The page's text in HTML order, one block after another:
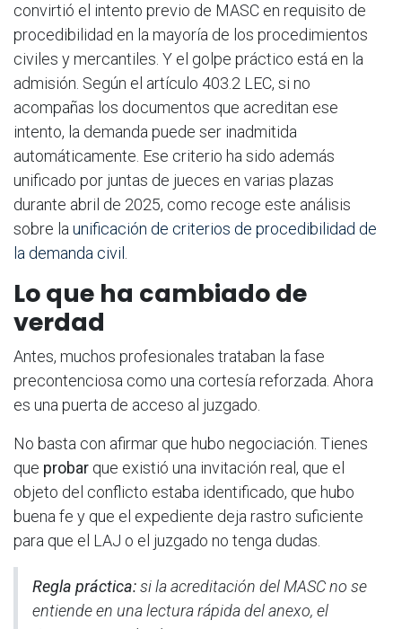
convirtió el intento previo de MASC en requisito de
procedibilidad en la mayoría de los procedimientos
civiles y mercantiles. Y el golpe práctico está en la
admisión. Según el artículo 403.2 LEC, si no
acompañas los documentos que acreditan ese
intento, la demanda puede ser inadmitida
automáticamente. Ese criterio ha sido además
unificado por juntas de jueces en varias plazas
durante abril de 2025, como recoge este análisis
sobre launificación de criterios de procedibilidad de
la demanda civil .
Lo que ha cambiado de
verdad
Antes, muchos profesionales trataban la fase
precontenciosa como una cortesía reforzada. Ahora
es una puerta de acceso al juzgado.
No basta con afirmar que hubo negociación. Tienes
que probar que existió una invitación real, que el
objeto del conflicto estaba identificado, que hubo
buena fe y que el expediente deja rastro suficiente
para que el LAJ o el juzgado no tenga dudas.
Regla práctica:si la acreditación del MASC no se
entiende en una lectura rápida del anexo, el